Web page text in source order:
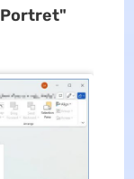
Portret"